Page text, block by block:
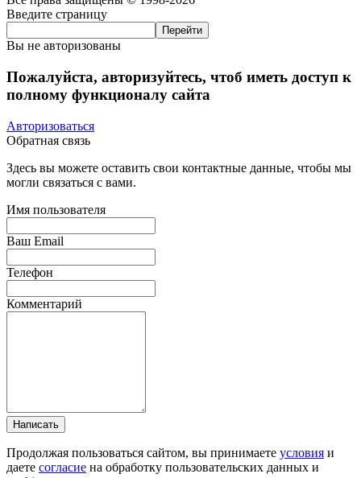
Введите страницу
Вы не авторизованы
Пожалуйста, авторизуйтесь, чтоб иметь доступ к
полному функционалу сайта
Авторизоваться
Обратная связь
Здесь вы можете оставить свои контактные данные, чтобы мы
могли связаться с вами.
Имя пользователя
Ваш Email
Телефон
Комментарий
Написать
Продолжая пользоваться сайтом, вы принимаете условия и
даете согласие на обработку пользовательских данных и